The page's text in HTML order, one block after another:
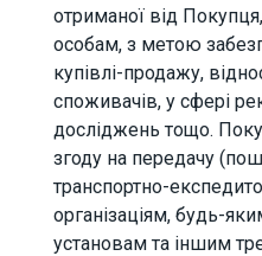
отриманої від
особам, з метою
купівлі-продажу,
споживачів, у сфері
досліджень тощо.
згоду на передачу
транспортно-
організаціям, будь-
установам та іншим